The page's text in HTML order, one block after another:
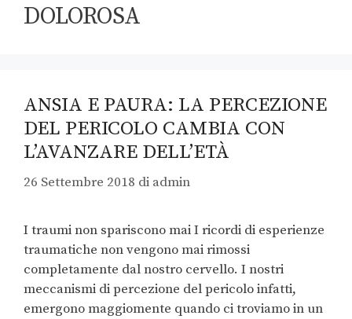
DOLOROSA
ANSIA E PAURA: LA PERCEZIONE
DEL PERICOLO CAMBIA CON
L’AVANZARE DELL’ETÀ
26 Settembre 2018 di admin
I traumi non spariscono mai I ricordi di esperienze
traumatiche non vengono mai rimossi
completamente dal nostro cervello. I nostri
meccanismi di percezione del pericolo infatti,
emergono maggiomente quando ci troviamo in un